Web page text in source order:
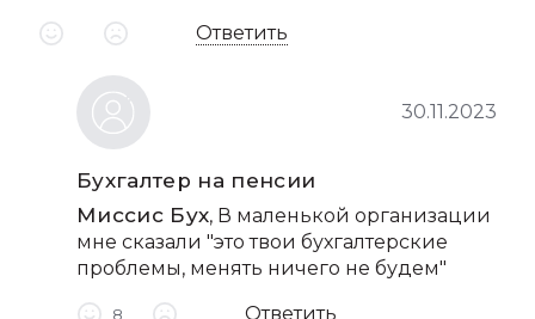
Ответить
Бухгалтер на пенсии
30.11.2023
Миссис Бух, В маленькой организации
мне сказали "это твои бухгалтерские
проблемы, менять ничего не будем"
8 Ответить